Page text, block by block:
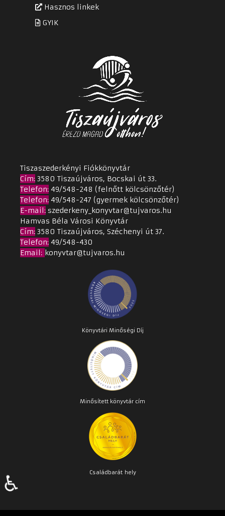
Hasznos linkek
GYIK
Tiszaszederkényi Fiókkönyvtár
Cím: 3580 Tiszaújváros, Bocskai út 33.
Telefon: 49/548-248 (felnőtt kölcsönzőtér)
Telefon: 49/548-247 (gyermek kölcsönzőtér)
E-mail: szederkeny_konyvtar@tujvaros.hu
Hamvas Béla Városi Könyvtár
Cím: 3580 Tiszaújváros, Széchenyi út 37.
Telefon: 49/548-430
Email: konyvtar@tujvaros.hu
Könyvtári Minőségi Díj
Minősített könyvtár cím
Családbarát hely